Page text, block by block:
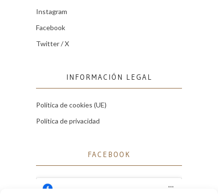
Instagram
Facebook
Twitter / X
INFORMACIÓN LEGAL
Política de cookies (UE)
Política de privacidad
FACEBOOK